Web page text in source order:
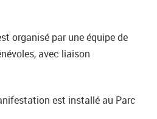
organisé par une équipe de
avec liaison
est installé au Parc